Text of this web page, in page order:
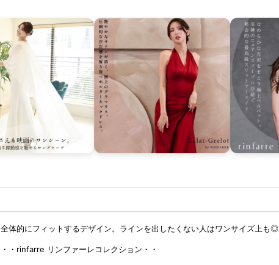
全体的にフィットするデザイン。ラインを出したくない人はワンサイズ上も◎
・・rinfarre リンファーレコレクション・・